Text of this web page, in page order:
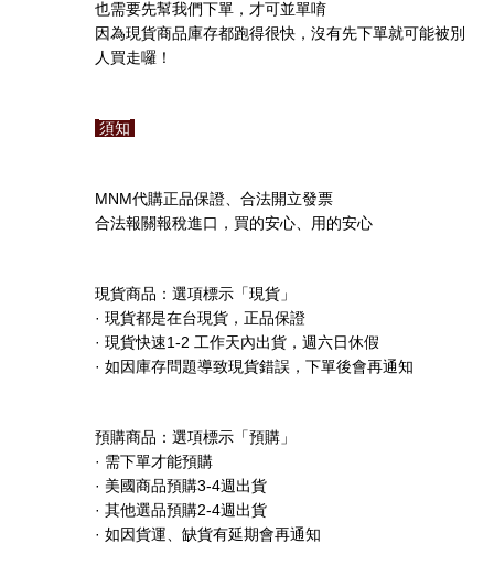
也需要先幫我們下單，才可並單唷
因為現貨商品庫存都跑得很快，沒有先下單就可能被別
人買走囉！
須知
MNM代購正品保證、合法開立發票
合法報關報稅進口，買的安心、用的安心
現貨商品：選項標示「現貨」
· 現貨都是在台現貨，正品保證
· 現貨快速1-2 工作天內出貨，週六日休假
· 如因庫存問題導致現貨錯誤，下單後會再通知
預購商品：選項標示「預購」
· 需下單才能預購
· 美國商品預購3-4週出貨
· 其他選品預購2-4週出貨
· 如因貨運、缺貨有延期會再通知